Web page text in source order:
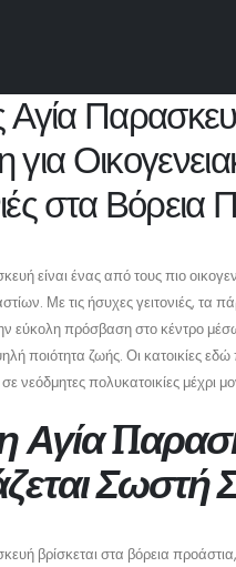
Αγία
για
στα Βόρεια
είναι ένας από τους πιο
Με τις ήσυχες γειτονιές, τα
εύκολη πρόσβαση στο κέντρο
ποιότητα ζωής. Οι κατοικίες
νεόδμητες πολυκατοικίες μέχρι
η Αγία
Σωστή
βρίσκεται στα βόρεια